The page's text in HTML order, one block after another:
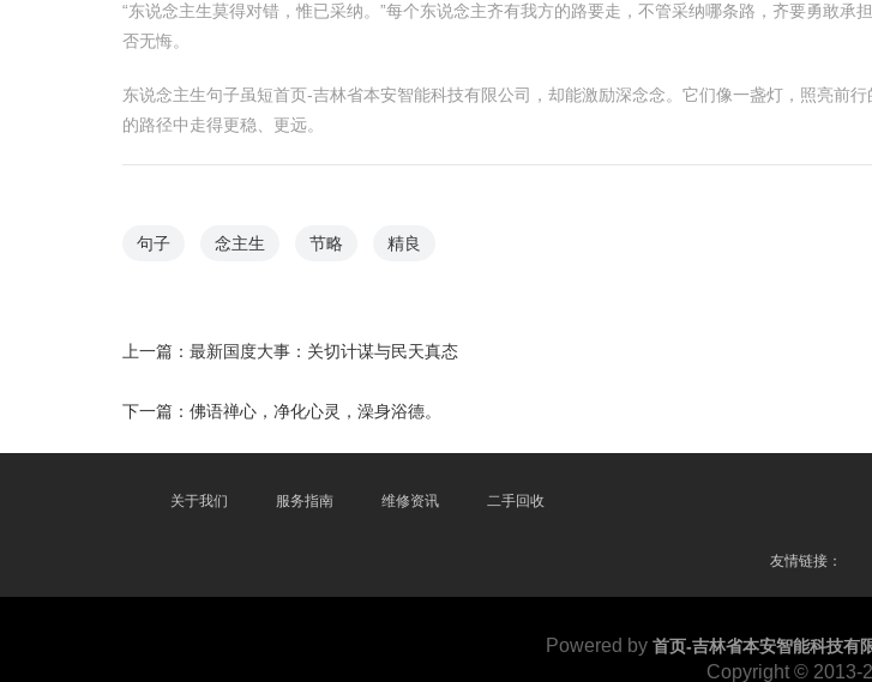
“东说念主生莫得对错，惟已采纳。”每个东说念主齐有我方的路要走，不管采纳哪条路，齐要勇敢
否无悔。
东说念主生句子虽短首页-吉林省本安智能科技有限公司，却能激励深念念。它们像一盏灯，照亮前
的路径中走得更稳、更远。
句子 念主生 节略 精良
上一篇： 最新国度大事：关切计谋与民天真态
下一篇： 佛语禅心，净化心灵，澡身浴德。
关于我们 服务指南 维修资讯 二手回收
友情链接：
Powered by 首页-吉林省本安智能科技有
Copyright © 2013-